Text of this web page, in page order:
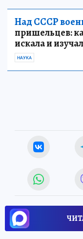
Над СССР
пришельцев:
искала и
НАУКА